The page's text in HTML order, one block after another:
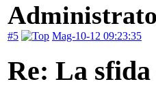
#5 Mag-10-12 09:23:35
Re: La